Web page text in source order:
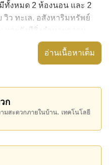
ทั้งหมด 2 ห้องนอน และ 2
ว ทะเล. อสังหาริมทรัพย์
และยังมีสิ่งอำนวยความ
บียง, เครื่องปรับอากาศ
ยความสะดวกส่วนกลาง
บไอน้ำ, สวนส่วนกลาง, มิ
คอนโด ได้แก่: ติด
าง , ตลาดน้ำสี่ภาคพัทยา,
9 หลุม กอล์ฟ , รพ.กรุงเทพ
อ่านเนื้อหาเต็ม
ก
มสะดวกภายในบ้าน. เทคโนโลยี